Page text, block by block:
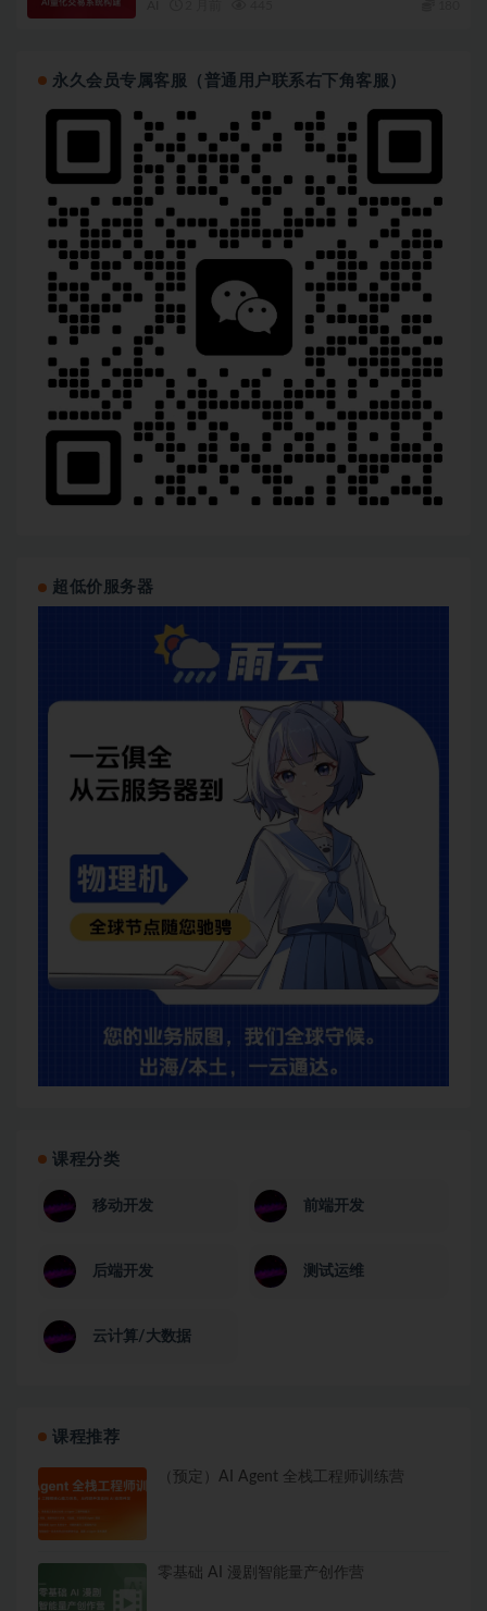
永久会员专属客服（普通用户联系右下角客服）
超低价服务器
课程分类
移动开发 前端开发
后端开发 测试运维
云计算/大数据
课程推荐
（预定）AI Agent 全栈工程师训练营
零基础 AI 漫剧智能量产创作营